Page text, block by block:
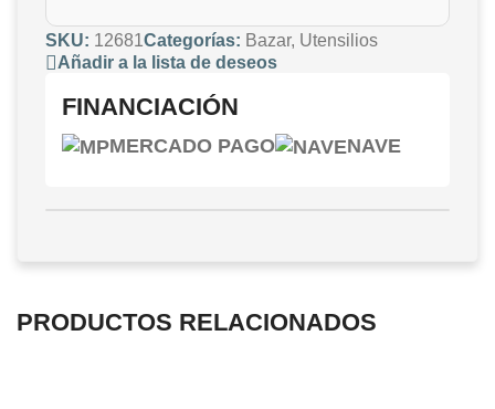
SKU: 12681Categorías: Bazar, Utensilios
Añadir a la lista de deseos
FINANCIACIÓN
MERCADO PAGO NAVE
PRODUCTOS RELACIONADOS